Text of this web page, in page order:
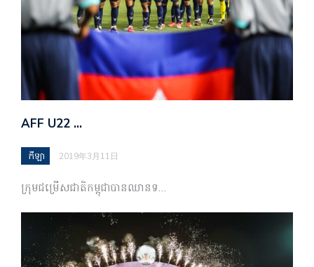
AFF U22 …
កីឡា 2019年3月11日
ក្រុម​ជម្រើស​ជាតិ​កម្ពុជា​បាន​ឈាន​ទ…